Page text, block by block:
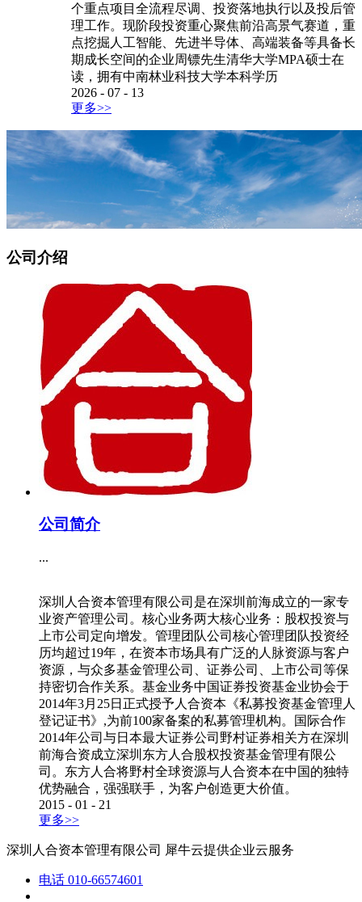
个重点项目全流程尽调、投资落地执行以及投后管
理工作。现阶段投资重心聚焦前沿高景气赛道，重
点挖掘人工智能、先进半导体、高端装备等具备长
期成长空间的企业周镖先生清华大学MPA硕士在
读，拥有中南林业科技大学本科学历
2026 - 07 - 13
更多>>
公司介绍
公司简介
...
深圳人合资本管理有限公司是在深圳前海成立的一家专
业资产管理公司。核心业务两大核心业务：股权投资与
上市公司定向增发。管理团队公司核心管理团队投资经
历均超过19年，在资本市场具有广泛的人脉资源与客户
资源，与众多基金管理公司、证券公司、上市公司等保
持密切合作关系。基金业务中国证券投资基金业协会于
2014年3月25日正式授予人合资本《私募投资基金管理人
登记证书》,为前100家备案的私募管理机构。国际合作
2014年公司与日本最大证券公司野村证券相关方在深圳
前海合资成立深圳东方人合股权投资基金管理有限公
司。东方人合将野村全球资源与人合资本在中国的独特
优势融合，强强联手，为客户创造更大价值。
2015 - 01 - 21
更多>>
深圳人合资本管理有限公司 犀牛云提供企业云服务
电话 010-66574601